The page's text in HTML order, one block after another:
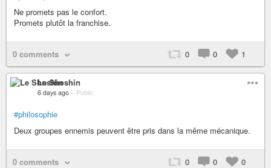
Ne promets pas le confort.
Promets plutôt la franchise.
0 comments 0 0 1
Le Shoshin
6 days ago – Public
#philosophie
Deux groupes ennemis peuvent être pris dans la même mécanique.
0 comments 0 0 0